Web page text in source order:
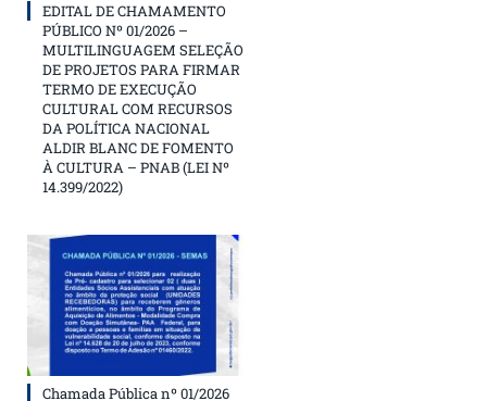
EDITAL DE CHAMAMENTO
PÚBLICO Nº 01/2026 –
MULTILINGUAGEM SELEÇÃO
DE PROJETOS PARA FIRMAR
TERMO DE EXECUÇÃO
CULTURAL COM RECURSOS
DA POLÍTICA NACIONAL
ALDIR BLANC DE FOMENTO
À CULTURA – PNAB (LEI Nº
14.399/2022)
Chamada Pública nº 01/2026